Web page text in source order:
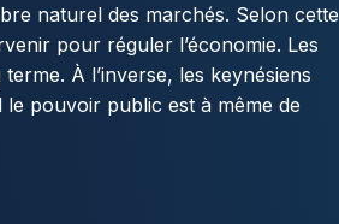
naturel des marchés. Selon cette
pour réguler l’économie. Les
À l’inverse, les keynésiens
le pouvoir public est à même de